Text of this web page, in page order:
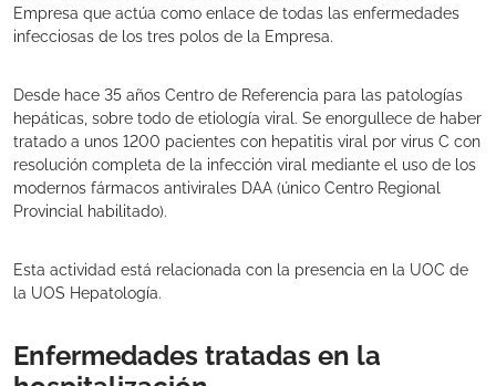
Empresa que actúa como enlace de todas las enfermedades
infecciosas de los tres polos de la Empresa.
Desde hace 35 años Centro de Referencia para las patologías
hepáticas, sobre todo de etiología viral. Se enorgullece de haber
tratado a unos 1200 pacientes con hepatitis viral por virus C con
resolución completa de la infección viral mediante el uso de los
modernos fármacos antivirales DAA (único Centro Regional
Provincial habilitado).
Esta actividad está relacionada con la presencia en la UOC de
la UOS Hepatología.
Enfermedades tratadas en la